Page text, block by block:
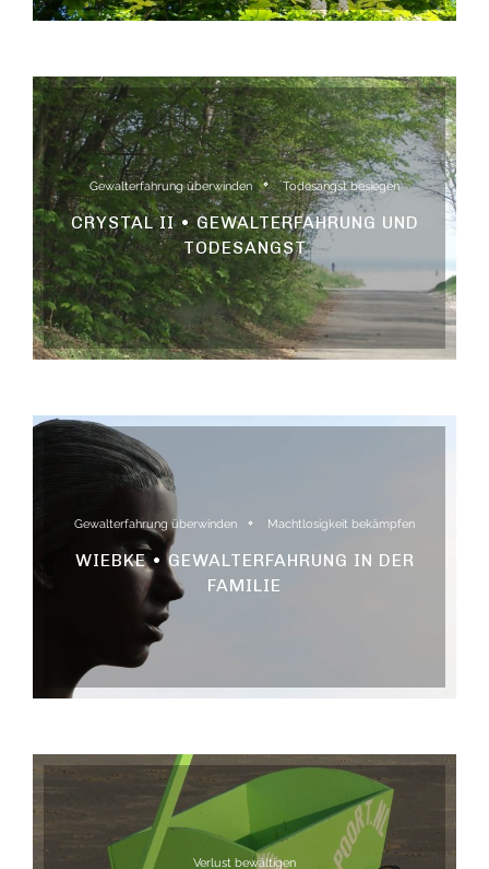
Gewalterfahrung überwinden Todesangst besiegen
CRYSTAL II • GEWALTERFAHRUNG UND
TODESANGST
Gewalterfahrung überwinden Machtlosigkeit bekämpfen
WIEBKE • GEWALTERFAHRUNG IN DER
FAMILIE
Verlust bewältigen